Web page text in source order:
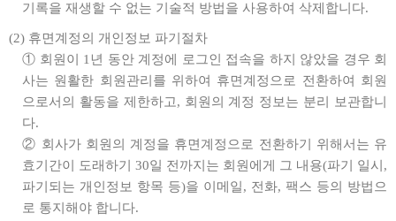
기록을 재생할 수 없는 기술적 방법을 사용하여 삭제합니다.
(2) 휴면계정의 개인정보 파기절차
① 회원이 1년 동안 계정에 로그인 접속을 하지 않았을 경우 회
사는 원활한 회원관리를 위하여 휴면계정으로 전환하여 회원
으로서의 활동을 제한하고, 회원의 계정 정보는 분리 보관합니
다.
② 회사가 회원의 계정을 휴면계정으로 전환하기 위해서는 유
효기간이 도래하기 30일 전까지는 회원에게 그 내용(파기 일시,
파기되는 개인정보 항목 등)을 이메일, 전화, 팩스 등의 방법으
로 통지해야 합니다.